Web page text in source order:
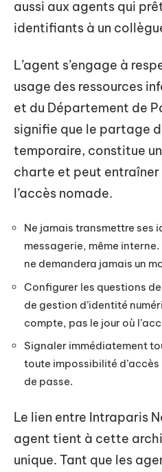
aussi aux agents qui
identifiants à un
L’agent s’engage à
usage des ressources
et du Département de
signifie que le partage
temporaire, constitue
charte et peut entraîner
l’accès nomade.
Ne jamais transmettre ses
messagerie, même
ne demandera jamais un
Configurer les questions
de gestion d’identité
compte, pas le jour où
Signaler immédiatement
toute impossibilité d’accès
de passe.
Le lien entre Intraparis
agent tient à cette
unique. Tant que les